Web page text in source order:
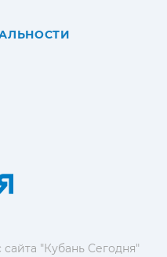
"Кубань Сегодня"